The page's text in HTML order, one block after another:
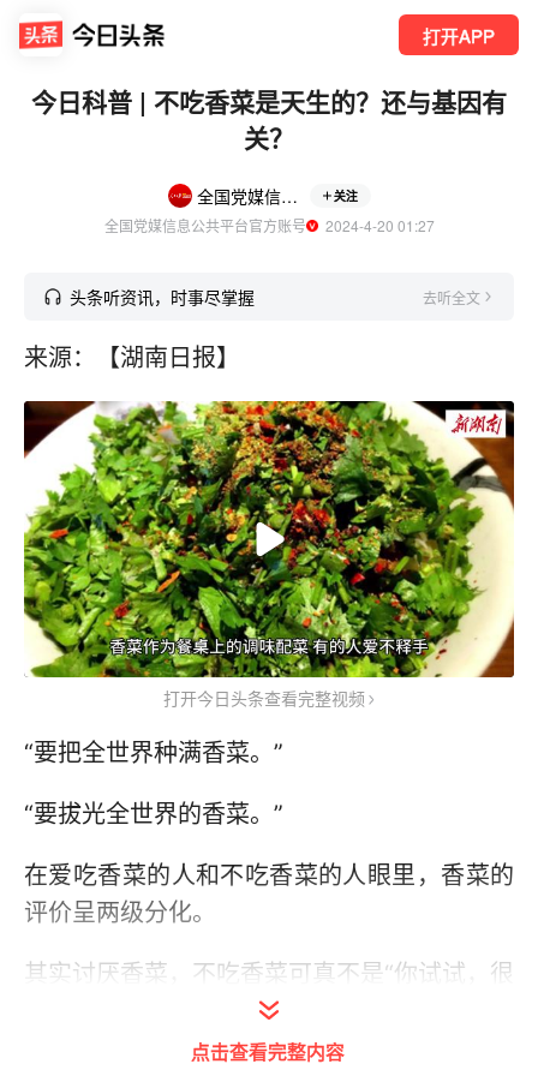
打开APP
今日科普 | 不吃香菜是天生的？还与基因有
关？
全国党媒信息公共平台 关注
全国党媒信息公共平台官方账号
  2024-4-20 01:27
头条听资讯，时事尽掌握 去听全文
来源：【湖南日报】
打开今日头条查看完整视频
“要把全世界种满香菜。”
“要拔光全世界的香菜。”
在爱吃香菜的人和不吃香菜的人眼里，香菜的
评价呈两级分化。
其实讨厌香菜，不吃香菜可真不是“你试试，很
好吃”就能转变的，因为，有些人真的是“命中
注定”接受不了香菜。点击查看完整内容